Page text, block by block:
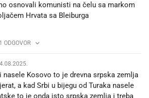
osnovali komunisti na čelu sa markom
Hrvata sa Bleiburga
ODGOVOR
nasele Kosovo to je drevna srpska zemlja
a kad Srbi u bijegu od Turaka nasele
to je onda isto srpska zemlja i treba